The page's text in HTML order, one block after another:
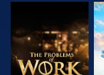
EXPLORAR A
SÉRIE